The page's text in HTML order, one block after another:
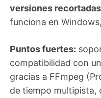
versiones
funciona en
Puntos fuertes:
compatibilidad con
gracias a FFmpeg
de tiempo multipista,